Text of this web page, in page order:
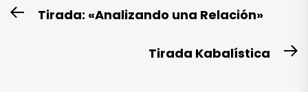
de
EntradaTirada: «Analizando una Relación»
Tirada Kabalística